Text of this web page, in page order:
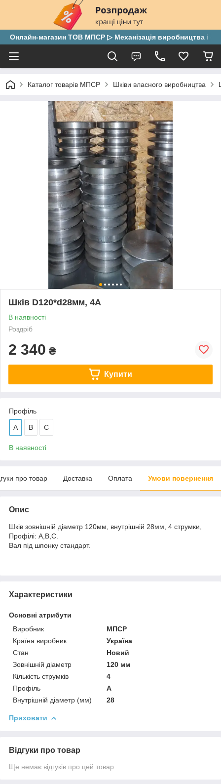
Онлайн-магазин ТОВ МПСР ▷ Механізація виробництва і
Каталог товарів МПСР Шківи власного виробництва
Шків D120*d28мм, 4А
В наявності
Роздріб
2 340 ₴
Купити
Профіль
А В С
В наявності
про товар Доставка Оплата Умови повернення
Опис
Шків зовнішній діаметр 120мм, внутрішній 28мм, 4 струмки,
Профілі: А,В,С.
Вал під шпонку стандарт.
Характеристики
Основні атрибути
Виробник
МПСР
Країна виробник
Україна
Стан
Новий
Зовнішній діаметр
120 мм
Кількість струмків
4
Профіль
А
Внутрішній діаметр (мм)
28
Приховати
Відгуки про товар
Ще немає відгуків про цей товар